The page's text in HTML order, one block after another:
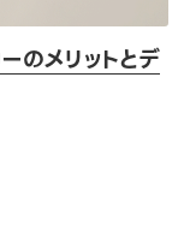
のメリットとデ